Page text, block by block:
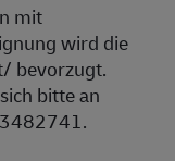
mit
wird die
bevorzugt.
bitte an